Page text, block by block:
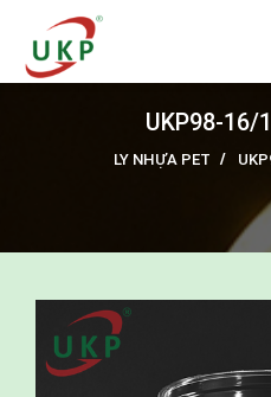
UKP98-16/
LY NHỰA PET